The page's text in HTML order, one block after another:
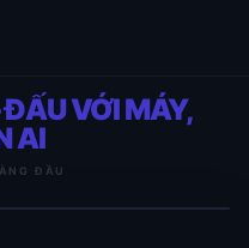
ĐẤU VỚI MÁY,
AI
ĐẦU